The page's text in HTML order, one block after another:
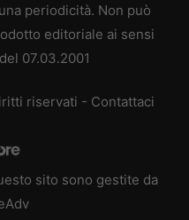
periodicità. Non può
editoriale ai sensi
07.03.2001
riservati - Contattaci
sito sono gestite da